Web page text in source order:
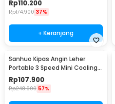
Rp110.200
Rp174.900 37%
+ Keranjang
Sanhuo Kipas Angin Leher
Portable 3 Speed Mini Cooling
Fan 1800mAh - 350
Rp107.900
Rp248.000 57%